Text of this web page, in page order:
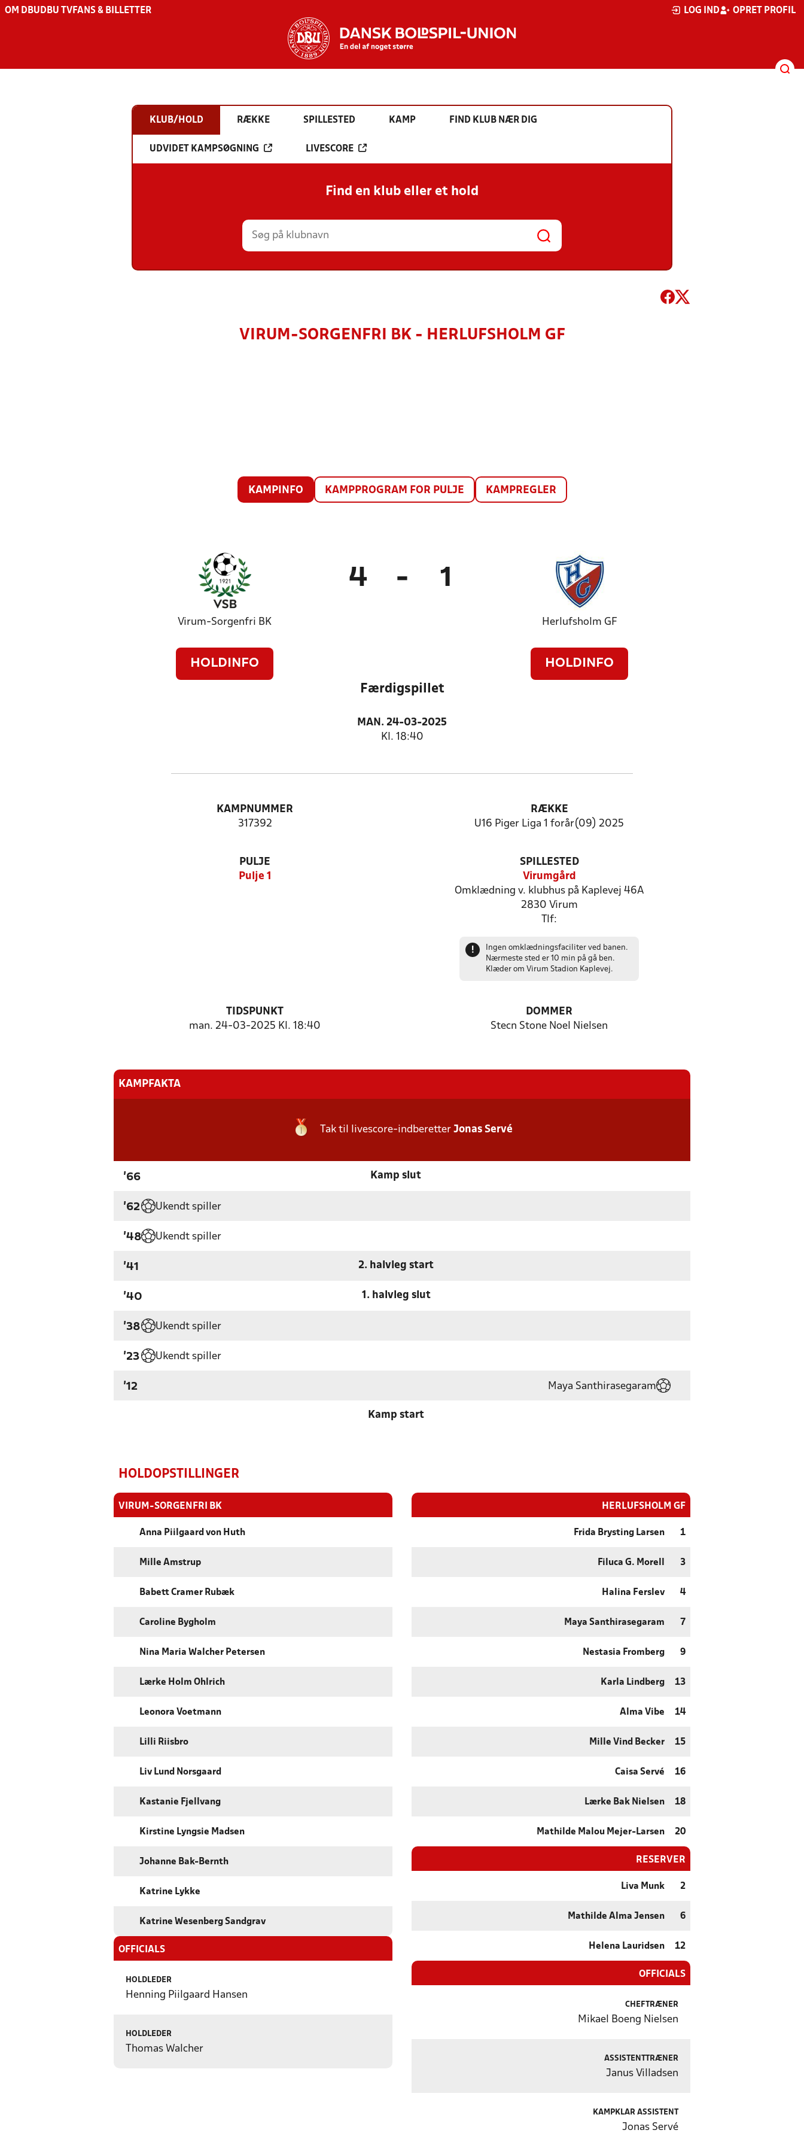
OM DBU DBU TV FANS & BILLETTER LOG IND OPRET PROFIL
KLUB/HOLD RÆKKE SPILLESTED KAMP FIND KLUB NÆR DIG
UDVIDET KAMPSØGNING LIVESCORE
Find en klub eller et hold
VIRUM-SORGENFRI BK - HERLUFSHOLM GF
KAMPINFO KAMPPROGRAM FOR PULJE KAMPREGLER
Virum-Sorgenfri BK
HOLDINFO
4 - 1
Herlufsholm GF
HOLDINFO
Færdigspillet
MAN. 24-03-2025
Kl. 18:40
KAMPNUMMER
317392
RÆKKE
U16 Piger Liga 1 forår(09) 2025
PULJE
Pulje 1
SPILLESTED
Virumgård
Omklædning v. klubhus på Kaplevej 46A
2830 Virum
Tlf:
!
Ingen omklædningsfaciliter ved banen.
Nærmeste sted er 10 min på gå ben.
Klæder om Virum Stadion Kaplevej.
TIDSPUNKT
man. 24-03-2025 Kl. 18:40
DOMMER
Stecn Stone Noel Nielsen
KAMPFAKTA
Tak til livescore-indberetter Jonas Servé
'66 Kamp slut
'62 Ukendt spiller
'48 Ukendt spiller
'41 2. halvleg start
'40 1. halvleg slut
'38 Ukendt spiller
'23 Ukendt spiller
'12 Maya Santhirasegaram
Kamp start
HOLDOPSTILLINGER
VIRUM-SORGENFRI BK
Anna Piilgaard von Huth
Mille Amstrup
Babett Cramer Rubæk
Caroline Bygholm
Nina Maria Walcher Petersen
Lærke Holm Ohlrich
Leonora Voetmann
Lilli Riisbro
Liv Lund Norsgaard
Kastanie Fjellvang
Kirstine Lyngsie Madsen
Johanne Bak-Bernth
Katrine Lykke
Katrine Wesenberg Sandgrav
OFFICIALS
HOLDLEDER
Henning Piilgaard Hansen
HOLDLEDER
Thomas Walcher
HERLUFSHOLM GF
Frida Brysting Larsen 1
Filuca G. Morell 3
Halina Ferslev 4
Maya Santhirasegaram 7
Nestasia Fromberg 9
Karla Lindberg 13
Alma Vibe 14
Mille Vind Becker 15
Caisa Servé 16
Lærke Bak Nielsen 18
Mathilde Malou Mejer-Larsen 20
RESERVER
Liva Munk 2
Mathilde Alma Jensen 6
Helena Lauridsen 12
OFFICIALS
CHEFTRÆNER
Mikael Boeng Nielsen
ASSISTENTTRÆNER
Janus Villadsen
KAMPKLAR ASSISTENT
Jonas Servé